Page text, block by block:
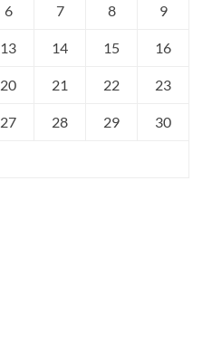
6 7 8 9
13 14 15 16
20 21 22 23
27 28 29 30